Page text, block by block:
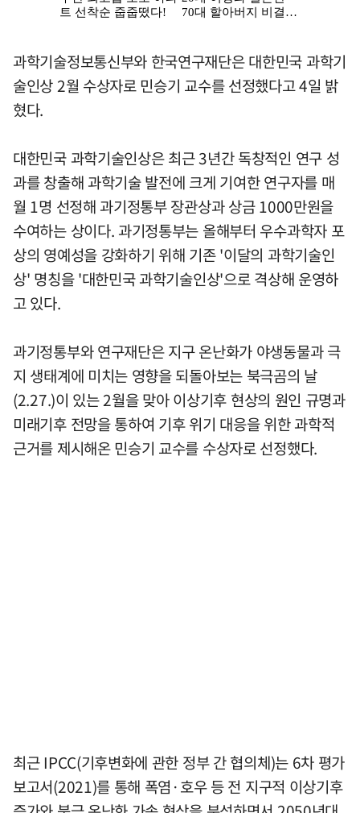
과학기술정보통신부와 한국연구재단은 대한민국 과학기
술인상 2월 수상자로 민승기 교수를 선정했다고 4일 밝
혔다.
대한민국 과학기술인상은 최근 3년간 독창적인 연구 성
과를 창출해 과학기술 발전에 크게 기여한 연구자를 매
월 1명 선정해 과기정통부 장관상과 상금 1000만원을
수여하는 상이다. 과기정통부는 올해부터 우수과학자 포
상의 영예성을 강화하기 위해 기존 '이달의 과학기술인
상' 명칭을 '대한민국 과학기술인상'으로 격상해 운영하
고 있다.
과기정통부와 연구재단은 지구 온난화가 야생동물과 극
지 생태계에 미치는 영향을 되돌아보는 북극곰의 날
(2.27.)이 있는 2월을 맞아 이상기후 현상의 원인 규명과
미래기후 전망을 통하여 기후 위기 대응을 위한 과학적
근거를 제시해온 민승기 교수를 수상자로 선정했다.
최근 IPCC(기후변화에 관한 정부 간 협의체)는 6차 평가
보고서(2021)를 통해 폭염·호우 등 전 지구적 이상기후